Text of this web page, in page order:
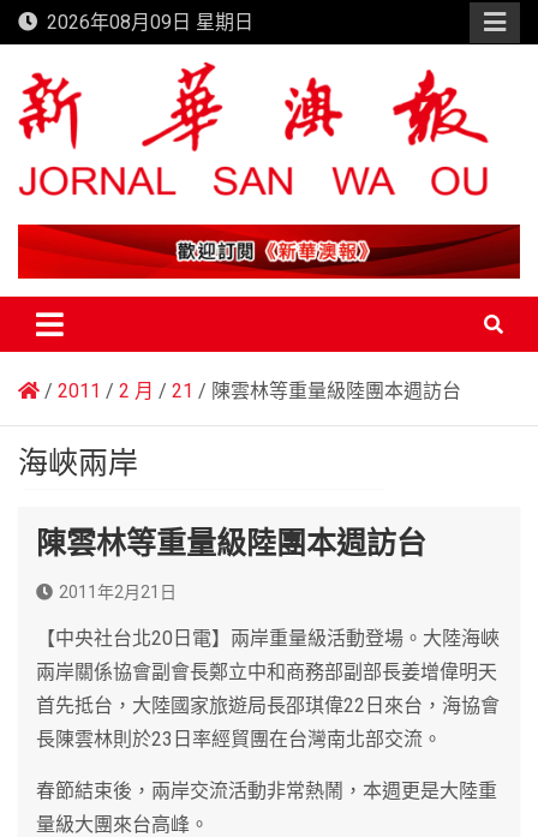
Skip
to
content
2026年08月09日 星期日
新華澳報
2011 2 月 21 陳雲林等重量級陸團本週訪台
海峽兩岸
陳雲林等重量級陸團本週訪台
2011年2月21日
【中央社台北20日電】兩岸重量級活動登場。大陸海峽
兩岸關係協會副會長鄭立中和商務部副部長姜增偉明天
首先抵台，大陸國家旅遊局長邵琪偉22日來台，海協會
長陳雲林則於23日率經貿團在台灣南北部交流。
春節結束後，兩岸交流活動非常熱鬧，本週更是大陸重
量級大團來台高峰。